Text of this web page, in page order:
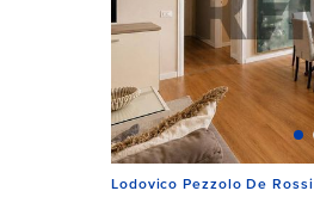
Lodovico Pezzolo De Rossi